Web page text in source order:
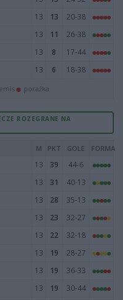
13 13
20-38
13 11
26-38
13 8
17-44
13 6 18-38
porażka
ROZEGRANE NA
M PKT GOLE FORMA
13 39
44-6
13 31
40-13
13 28
35-13
13 23
32-27
13 22
32-18
13 19
28-27
13 19
36-33
13 19
30-44